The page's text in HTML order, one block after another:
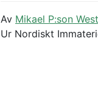
Av Mikael P:son
Ur Nordiskt